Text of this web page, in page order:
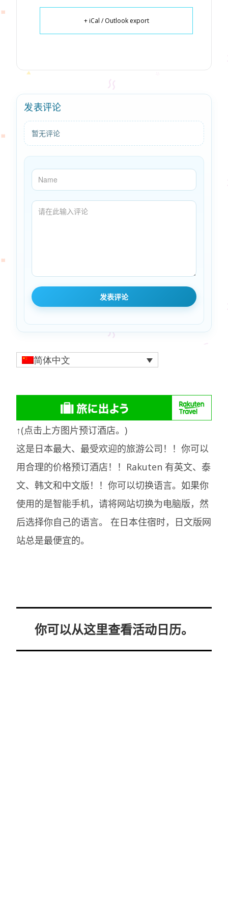
+ iCal / Outlook export
发表评论
暂无评论
简体中文
↑(点击上方图片预订酒店。)
这是日本最大、最受欢迎的旅游公司！！你可以
用合理的价格预订酒店！！Rakuten 有英文、泰
文、韩文和中文版！！你可以切换语言。如果你
使用的是智能手机，请将网站切换为电脑版，然
后选择你自己的语言。在日本住宿时，日文版网
站总是最便宜的。
你可以从这里查看活动日历。